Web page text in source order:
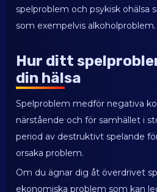
spelproblem och psykisk ohälsa
som exempelvis alkoholproblem.
Hur ditt
din hälsa
Spelproblem medför negativa
närstående och för samhället i
period av destruktivt spelande
orsaka problem.
Om du ägnar dig åt överdrivet
ekonomiska problem som kan